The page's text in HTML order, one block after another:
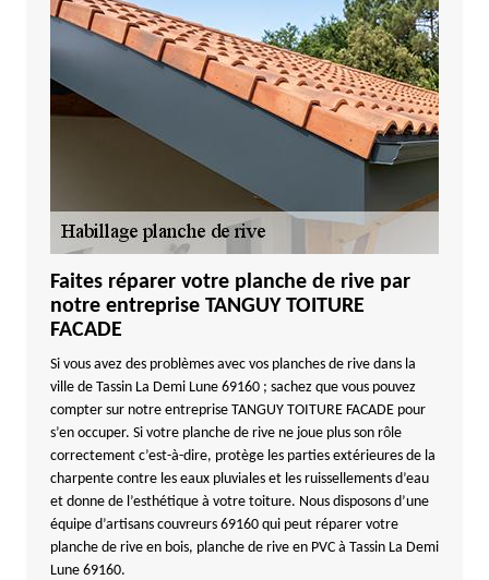
Faites réparer votre planche de rive par
notre entreprise TANGUY TOITURE
FACADE
Si vous avez des problèmes avec vos planches de rive dans la
ville de Tassin La Demi Lune 69160 ; sachez que vous pouvez
compter sur notre entreprise TANGUY TOITURE FACADE pour
s’en occuper. Si votre planche de rive ne joue plus son rôle
correctement c’est-à-dire, protège les parties extérieures de la
charpente contre les eaux pluviales et les ruissellements d’eau
et donne de l’esthétique à votre toiture. Nous disposons d’une
équipe d’artisans couvreurs 69160 qui peut réparer votre
planche de rive en bois, planche de rive en PVC à Tassin La Demi
Lune 69160.